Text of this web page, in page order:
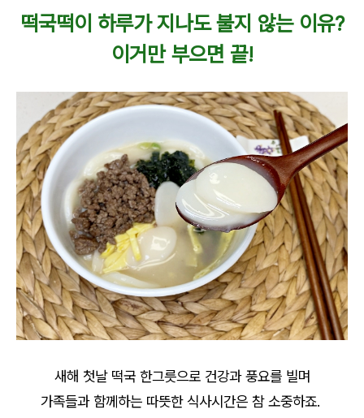
떡국떡이 하루가 지나도 불지 않는 이유?
이거만 부으면 끝!
새해 첫날 떡국 한그릇으로 건강과 풍요를 빌며
가족들과 함께하는 따뜻한 식사시간은 참 소중하죠.